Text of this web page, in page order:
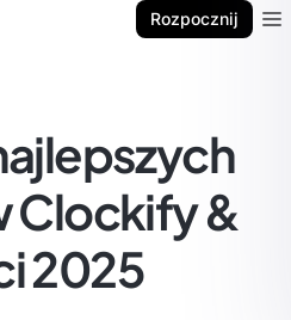
Rozpocznij
Clockify &
2025